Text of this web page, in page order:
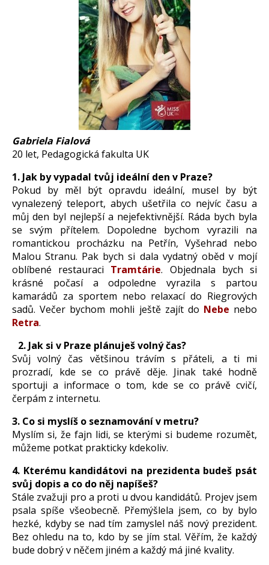
Gabriela Fialová
20 let, Pedagogická fakulta UK
1. Jak by vypadal tvůj ideální den v Praze?
Pokud by měl být opravdu ideální, musel by být
vynalezený teleport, abych ušetřila co nejvíc času a
můj den byl nejlepší a nejefektivnější. Ráda bych byla
se svým přítelem. Dopoledne bychom vyrazili na
romantickou procházku na Petřín, Vyšehrad nebo
Malou Stranu. Pak bych si dala vydatný oběd v mojí
oblíbené restauraci Tramtárie. Objednala bych si
krásné počasí a odpoledne vyrazila s partou
kamarádů za sportem nebo relaxací do Riegrových
sadů. Večer bychom mohli ještě zajít do Nebe nebo
Retra.
2. Jak si v Praze plánuješ volný čas?
Svůj volný čas většinou trávím s přáteli, a ti mi
prozradí, kde se co právě děje. Jinak také hodně
sportuji a informace o tom, kde se co právě cvičí,
čerpám z internetu.
3. Co si myslíš o seznamování v metru?
Myslím si, že fajn lidi, se kterými si budeme rozumět,
můžeme potkat prakticky kdekoliv.
4. Kterému kandidátovi na prezidenta budeš psát
svůj dopis a co do něj napíšeš?
Stále zvažuji pro a proti u dvou kandidátů. Projev jsem
psala spíše všeobecně. Přemýšlela jsem, co by bylo
hezké, kdyby se nad tím zamyslel náš nový prezident.
Bez ohledu na to, kdo by se jím stal. Věřím, že každý
bude dobrý v něčem jiném a každý má jiné kvality.